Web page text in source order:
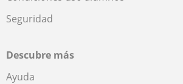
Seguridad
Descubre más
Ayuda